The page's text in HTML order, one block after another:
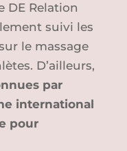
DE Relation
suivi les
le massage
D’ailleurs,
par
international
pour